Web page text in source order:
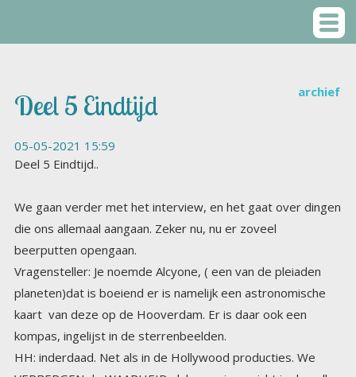
archief
Deel 5 Eindtijd
05-05-2021 15:59
Deel 5 Eindtijd..
We gaan verder met het interview, en het gaat over dingen
die ons allemaal aangaan. Zeker nu, nu er zoveel
beerputten opengaan.
Vragensteller: Je noemde Alcyone, ( een van de pleiaden
planeten)dat is boeiend er is namelijk een astronomische
kaart van deze op de Hooverdam. Er is daar ook een
kompas, ingelijst in de sterrenbeelden.
HH: inderdaad. Net als in de Hollywood producties. We
VERBERGEN de WAARHEID vlak voor je gezicht in de volle
openbaarheid. Wat aan de mensheid is aangeboden als